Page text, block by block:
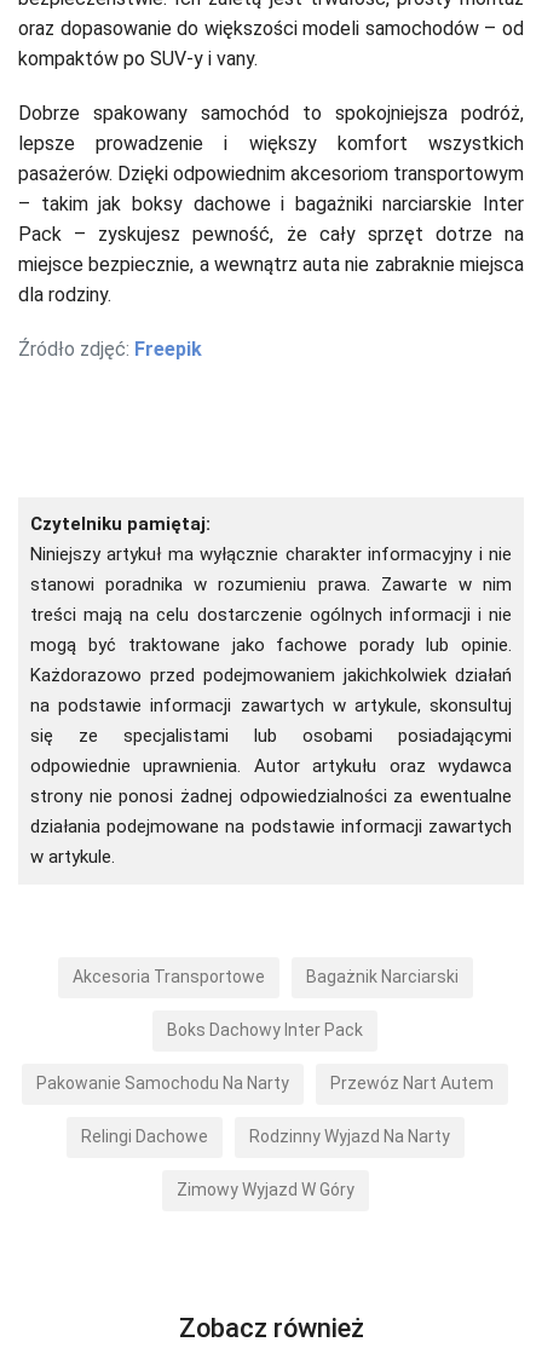
oraz dopasowanie do większości modeli samochodów – od
kompaktów po SUV-y i vany.
Dobrze spakowany samochód to spokojniejsza podróż,
lepsze prowadzenie i większy komfort wszystkich
pasażerów. Dzięki odpowiednim akcesoriom transportowym
– takim jak boksy dachowe i bagażniki narciarskie Inter
Pack – zyskujesz pewność, że cały sprzęt dotrze na
miejsce bezpiecznie, a wewnątrz auta nie zabraknie miejsca
dla rodziny.
Źródło zdjęć: Freepik
Czytelniku pamiętaj:
Niniejszy artykuł ma wyłącznie charakter informacyjny i nie
stanowi poradnika w rozumieniu prawa. Zawarte w nim
treści mają na celu dostarczenie ogólnych informacji i nie
mogą być traktowane jako fachowe porady lub opinie.
Każdorazowo przed podejmowaniem jakichkolwiek działań
na podstawie informacji zawartych w artykule, skonsultuj
się ze specjalistami lub osobami posiadającymi
odpowiednie uprawnienia. Autor artykułu oraz wydawca
strony nie ponosi żadnej odpowiedzialności za ewentualne
działania podejmowane na podstawie informacji zawartych
w artykule.
Akcesoria Transportowe Bagażnik Narciarski
Boks Dachowy Inter Pack
Pakowanie Samochodu Na Narty Przewóz Nart Autem
Relingi Dachowe Rodzinny Wyjazd Na Narty
Zimowy Wyjazd W Góry
Zobacz również